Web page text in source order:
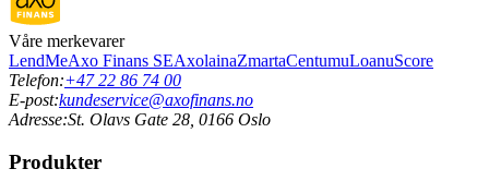
Våre merkevarer
LendMeAxo Finans SEAxolainaZmartaCentumuLoanuScore
Telefon:+47 22 86 74 00
E-post:kundeservice@axofinans.no
Adresse:St. Olavs Gate 28, 0166 Oslo
Produkter